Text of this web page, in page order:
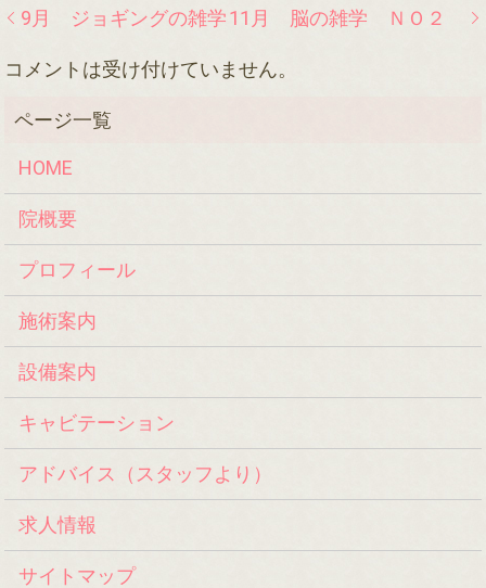
9月 ジョギングの雑学11月 脳の雑学 ＮＯ２
コメントは受け付けていません。
HOME
院概要
プロフィール
施術案内
設備案内
キャビテーション
アドバイス（スタッフより）
求人情報
サイトマップ